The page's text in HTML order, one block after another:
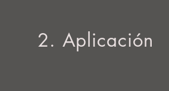
2. Aplicación